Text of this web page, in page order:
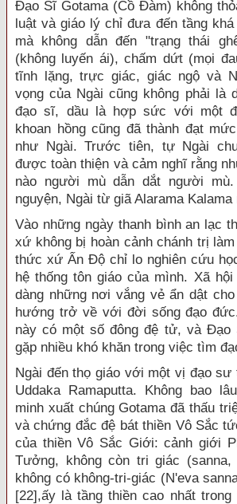
Đạo Sĩ Gotama (Cồ Đàm) không
luật và giáo lý chỉ đưa đến tầng
mà không dẫn đến "trạng thái
(không luyến ái), chấm dứt (mọi
tĩnh lặng, trực giác, giác ngộ và
vọng của Ngài cũng không phải là
đạo sĩ, dầu là hợp sức với một
khoan hồng cũng đã thành đạt
như Ngài. Trước tiên, tự Ngài
được toàn thiện và cảm nghĩ rằng
nào người mù dẫn dắt người
nguyện, Ngài từ giã Alarama Kalama
Vào những ngày thanh bình an lạc
xứ không bị hoàn cảnh chánh trị
thức xứ Ấn Độ chỉ lo nghiên cứu
hệ thống tôn giáo của mình. Xã
dàng những nơi vắng vẻ ẩn dật
hướng trở về với đời sống đạo
này có một số đông đệ tử, và Đạo
gặp nhiều khó khăn trong việc tìm
Ngài đến thọ giáo với một vị đạo
Uddaka Ramaputta. Không bao
minh xuất chúng Gotama đã thấu
và chứng đắc đệ bát thiền Vô Sắc
của thiền Vô Sắc Giới: cảnh giới
Tưởng, không còn tri giác
không có không-tri-giác (N'eva
[22],ấy là tầng thiền cao nhất